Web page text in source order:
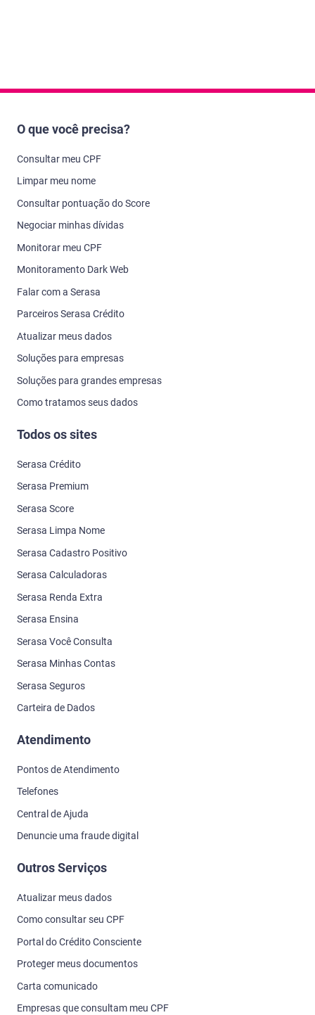
O que você precisa?
Consultar meu CPF
Limpar meu nome
Consultar pontuação do Score
Negociar minhas dívidas
Monitorar meu CPF
Monitoramento Dark Web
Falar com a Serasa
Parceiros Serasa Crédito
Atualizar meus dados
Soluções para empresas
Soluções para grandes empresas
Como tratamos seus dados
Todos os sites
Serasa Crédito
Serasa Premium
Serasa Score
Serasa Limpa Nome
Serasa Cadastro Positivo
Serasa Calculadoras
Serasa Renda Extra
Serasa Ensina
Serasa Você Consulta
Serasa Minhas Contas
Serasa Seguros
Carteira de Dados
Atendimento
Pontos de Atendimento
Telefones
Central de Ajuda
Denuncie uma fraude digital
Outros Serviços
Atualizar meus dados
Como consultar seu CPF
Portal do Crédito Consciente
Proteger meus documentos
Carta comunicado
Empresas que consultam meu CPF